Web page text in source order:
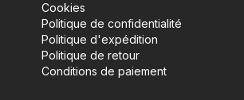
Cookies
Politique de confidentialité
Politique d'expédition
Politique de retour
Conditions de paiement